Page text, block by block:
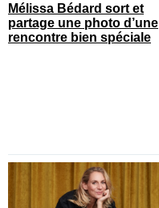
Mélissa Bédard sort et
partage une photo d’une
rencontre bien spéciale